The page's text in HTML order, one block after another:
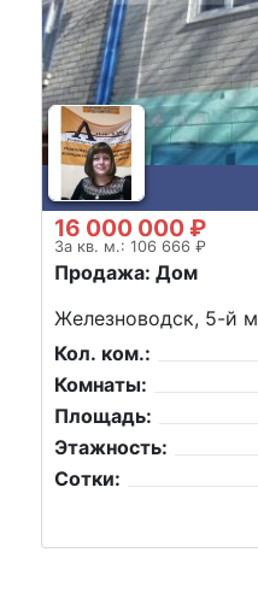
16 000 000 ₽
За кв. м.: 106 666 ₽
Продажа: Дом
Железноводск, 5-й
Кол. ком.:
Комнаты:
Площадь:
Этажность:
Сотки: